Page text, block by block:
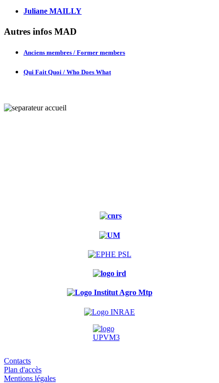
Juliane MAILLY
Autres infos MAD
Anciens membres / Former members
Qui Fait Quoi / Who Does What
Contacts
Plan d'accès
Mentions légales